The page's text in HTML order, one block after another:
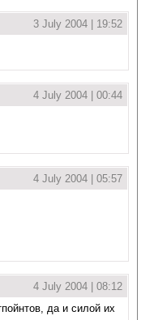
3 July 2004 | 19:52
4 July 2004 | 00:44
4 July 2004 | 05:57
4 July 2004 | 08:12
да и силой их